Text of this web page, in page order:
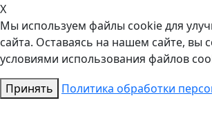
X
Мы используем файлы cookie для
сайта. Оставаясь на нашем сайте, вы
условиями использования файлов
Принять
Политика обработки